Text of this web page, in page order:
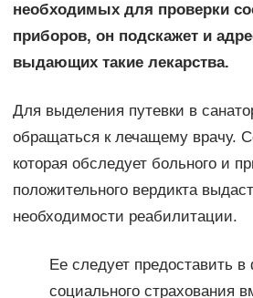
необходимых для проверки
приборов, он подскажет и
выдающих такие лекарства.
Для выделения путевки в
обращаться к лечащему врачу.
которая обследует больного и
положительного вердикта
необходимости реабилитации.
Ее следует предоставить
социального страхования